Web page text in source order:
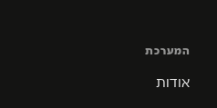
המערכת
אודות